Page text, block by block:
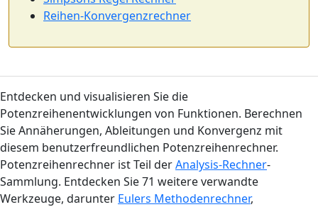
Reihen-Konvergenzrechner
Entdecken und visualisieren Sie die
Potenzreihenentwicklungen von Funktionen. Berechnen
Sie Annäherungen, Ableitungen und Konvergenz mit
diesem benutzerfreundlichen Potenzreihenrechner.
Potenzreihenrechner ist Teil derAnalysis-Rechner-
Sammlung. Entdecken Sie 71 weitere verwandte
Werkzeuge, darunter Eulers Methodenrechner,